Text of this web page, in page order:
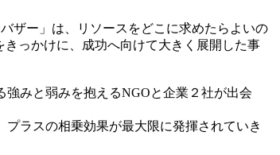
ザー」は、リソースをどこに求めたらよいの
っかけに、成功へ向けて大きく展開した事
みと弱みを抱えるNGOと企業２社が出会
ラスの相乗効果が最大限に発揮されていき